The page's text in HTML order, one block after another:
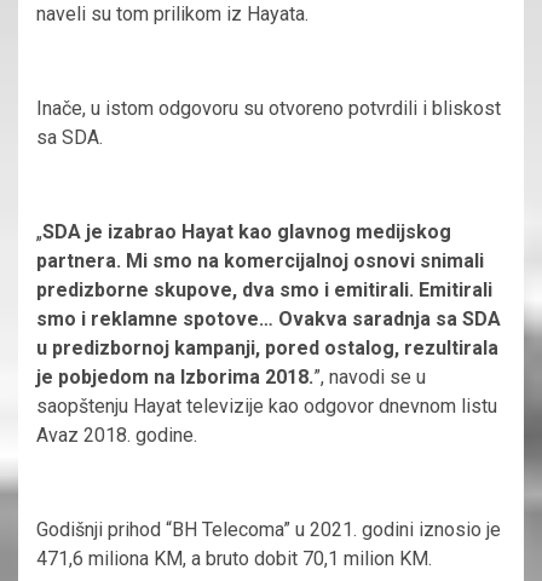
naveli su tom prilikom iz Hayata.
Inače, u istom odgovoru su otvoreno potvrdili i bliskost
sa SDA.
„SDA je izabrao Hayat kao glavnog medijskog
partnera. Mi smo na komercijalnoj osnovi snimali
predizborne skupove, dva smo i emitirali. Emitirali
smo i reklamne spotove… Ovakva saradnja sa SDA
u predizbornoj kampanji, pored ostalog, rezultirala
je pobjedom na Izborima 2018.”, navodi se u
saopštenju Hayat televizije kao odgovor dnevnom listu
Avaz 2018. godine.
Godišnji prihod “BH Telecoma” u 2021. godini iznosio je
471,6 miliona KM, a bruto dobit 70,1 milion KM.